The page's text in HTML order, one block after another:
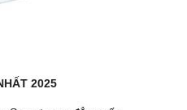
2025